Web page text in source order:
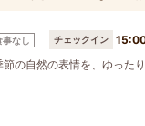
事なし チェックイン
の自然の表情を、ゆった